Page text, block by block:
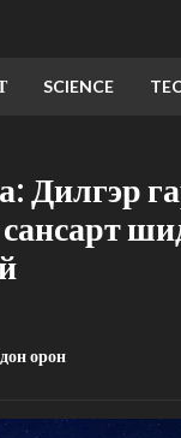
SCIENCE
Дилгэр
орон